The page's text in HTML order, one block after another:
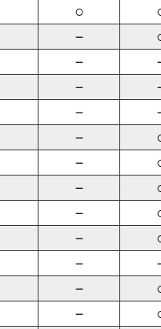
○
－
－
－
－
－
－
－
－
－
－
－
－